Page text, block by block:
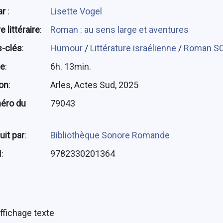
:
Lisette Vogel
littéraire:
Roman : au sens large et aventures
clés: Humour / Littérature israélienne / Roman
:
6h. 13min.
:
Arles, Actes Sud, 2025
du
79043
par:
Bibliothèque Sonore Romande
: 9782330201364
texte